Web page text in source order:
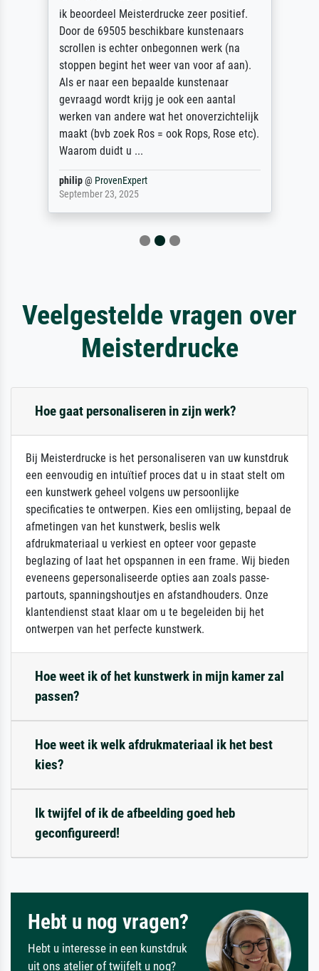
ik beoordeel Meisterdrucke zeer positief.
Door de 69505 beschikbare kunstenaars
scrollen is echter onbegonnen werk (na
stoppen begint het weer van voor af aan).
Als er naar een bepaalde kunstenaar
gevraagd wordt krijg je ook een aantal
werken van andere wat het onoverzichtelijk
maakt (bvb zoek Ros = ook Rops, Rose etc).
Waarom duidt u ...
philip@ ProvenExpert
September 23, 2025
Veelgestelde vragen over
Meisterdrucke
Hoe gaat personaliseren in zijn werk?
Bij Meisterdrucke is het personaliseren van uw kunstdruk
een eenvoudig en intuïtief proces dat u in staat stelt om
een kunstwerk geheel volgens uw persoonlijke
specificaties te ontwerpen. Kies een omlijsting, bepaal de
afmetingen van het kunstwerk, beslis welk
afdrukmateriaal u verkiest en opteer voor gepaste
beglazing of laat het opspannen in een frame. Wij bieden
eveneens gepersonaliseerde opties aan zoals passe-
partouts, spanningshoutjes en afstandhouders. Onze
klantendienst staat klaar om u te begeleiden bij het
ontwerpen van het perfecte kunstwerk.
Hoe weet ik of het kunstwerk in mijn kamer zal
passen?
Hoe weet ik welk afdrukmateriaal ik het best
kies?
Ik twijfel of ik de afbeelding goed heb
geconfigureerd!
Hebt u nog vragen?
Hebt u interesse in een kunstdruk
uit ons atelier of twijfelt u nog?